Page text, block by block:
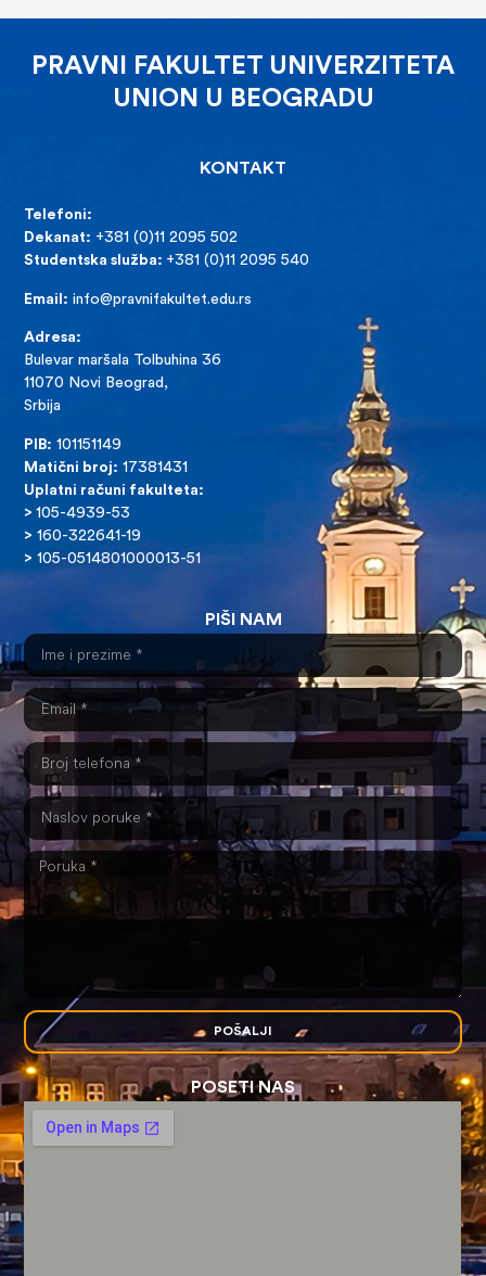
PRAVNI FAKULTET UNIVERZITETA
UNION U BEOGRADU
KONTAKT
Telefoni:
Dekanat: +381 (0)11 2095 502
Studentska služba: +381 (0)11 2095 540
Email: info@pravnifakultet.edu.rs
Adresa:
Bulevar maršala Tolbuhina 36
11070 Novi Beograd,
Srbija
PIB: 101151149
Matični broj: 17381431
Uplatni računi fakulteta:
>105-4939-53
> 160-322641-19
> 105-0514801000013-51
PIŠI NAM
POŠALJI
POSETI NAS